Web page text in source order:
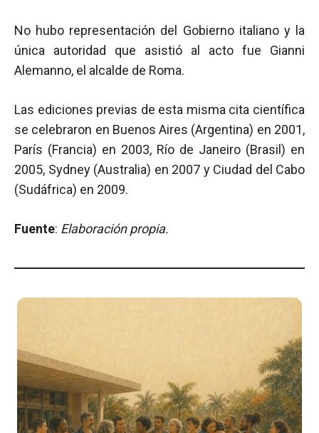
No hubo representación del Gobierno italiano y la
única autoridad que asistió al acto fue Gianni
Alemanno, el alcalde de Roma.
Las ediciones previas de esta misma cita científica
se celebraron en Buenos Aires (Argentina) en 2001,
París (Francia) en 2003, Río de Janeiro (Brasil) en
2005, Sydney (Australia) en 2007 y Ciudad del Cabo
(Sudáfrica) en 2009.
Fuente: Elaboración propia.